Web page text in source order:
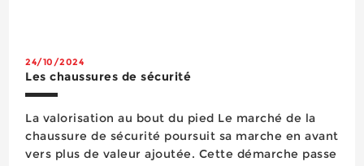
24/10/2024
Les chaussures de sécurité
La valorisation au bout du pied Le marché de la
chaussure de sécurité poursuit sa marche en avant
vers plus de valeur ajoutée. Cette démarche passe